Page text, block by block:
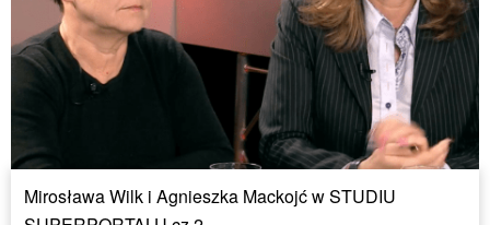
Mirosława Wilk i Agnieszka Mackojć w STUDIU